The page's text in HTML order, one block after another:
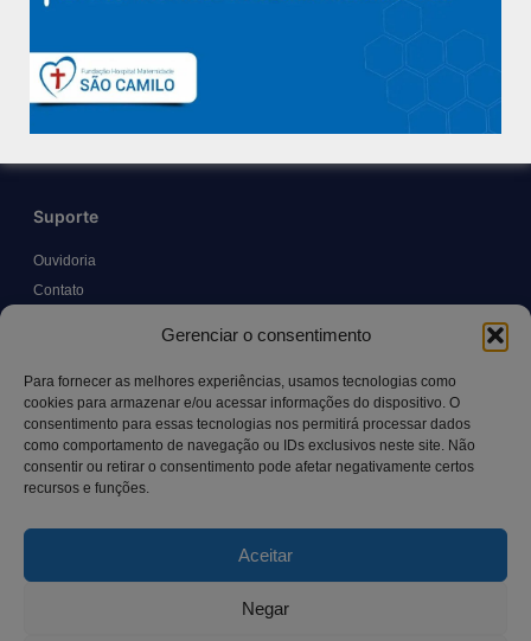
Gerenciar o consentimento
Para fornecer as melhores experiências, usamos tecnologias como
cookies para armazenar e/ou acessar informações do dispositivo. O
consentimento para essas tecnologias nos permitirá processar dados
como comportamento de navegação ou IDs exclusivos neste site. Não
consentir ou retirar o consentimento pode afetar negativamente certos
recursos e funções.
Aceitar
Negar
Nossa História e Fundador
Políticas e Normas
Trabalhe Conosco
Suporte
Ouvidoria
Contato
Canal LGPD e Segurança da Informação
Contato